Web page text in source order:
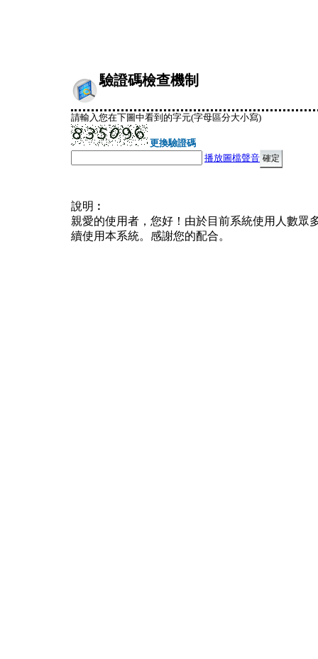
驗證碼檢查機制
請輸入您在下圖中看到的字元(字母區分大小寫)
更換驗證碼
播放圖檔聲音
說明︰
親愛的使用者，您好！由於目前系統使用人數眾
續使用本系統。感謝您的配合。